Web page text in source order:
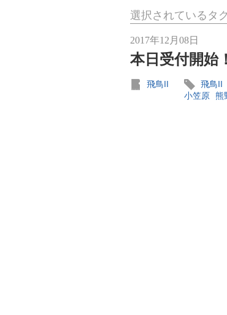
選択されているタ
2017年12月08日
本日受付開始
飛鳥II 飛鳥II
小笠原 熊